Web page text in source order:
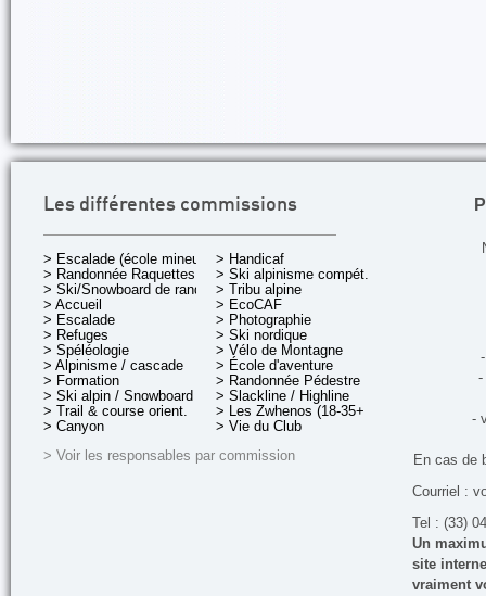
Les différentes commissions
> Escalade (école mineurs)
> Randonnée Raquettes
> Ski/Snowboard de rando.
> Accueil
> Escalade
> Refuges
> Spéléologie
> Alpinisme / cascade
> Formation
> Ski alpin / Snowboard
> Trail & course orient.
> Canyon
> Handicaf
> Ski alpinisme compét.
> Tribu alpine
> EcoCAF
> Photographie
> Ski nordique
> Vélo de Montagne
> École d'aventure
> Randonnée Pédestre
> Slackline / Highline
> Les Zwhenos (18-35+ ans)
> Vie du Club
> Voir les responsables par commission
-
-
En cas de
Courriel :
Tel : (33)
Un
site
vraiment